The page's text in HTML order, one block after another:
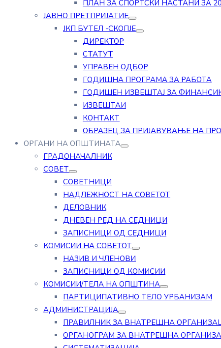
ПЛАН ЗА СПОРТСКИ НАСТАНИ ЗА
ЈАВНО ПРЕТПРИЈАТИЕ
ЈКП БУТЕЛ -СКОПЈЕ
ДИРЕКТОР
СТАТУТ
УПРАВЕН ОДБОР
ГОДИШНА ПРОГРАМА ЗА РАБОТА
ГОДИШЕН ИЗВЕШТАЈ ЗА
ИЗВЕШТАИ
КОНТАКТ
ОБРАЗЕЦ ЗА ПРИЈАВУВАЊЕ НА
ОРГАНИ НА ОПШТИНАТА
ГРАДОНАЧАЛНИК
СОВЕТ
СОВЕТНИЦИ
НАДЛЕЖНОСТ НА СОВЕТОТ
ДЕЛОВНИК
ДНЕВЕН РЕД НА СЕДНИЦИ
ЗАПИСНИЦИ ОД СЕДНИЦИ
КОМИСИИ НА СОВЕТОТ
НАЗИВ И ЧЛЕНОВИ
ЗАПИСНИЦИ ОД КОМИСИИ
КОМИСИИ/ТЕЛА НА ОПШТИНА
ПАРТИЦИПАТИВНО ТЕЛО УРБАНИЗАМ
АДМИНИСТРАЦИЈА
ПРАВИЛНИК ЗА ВНАТРЕШНА
ОРГАНОГРАМ ЗА ВНАТРЕШНА